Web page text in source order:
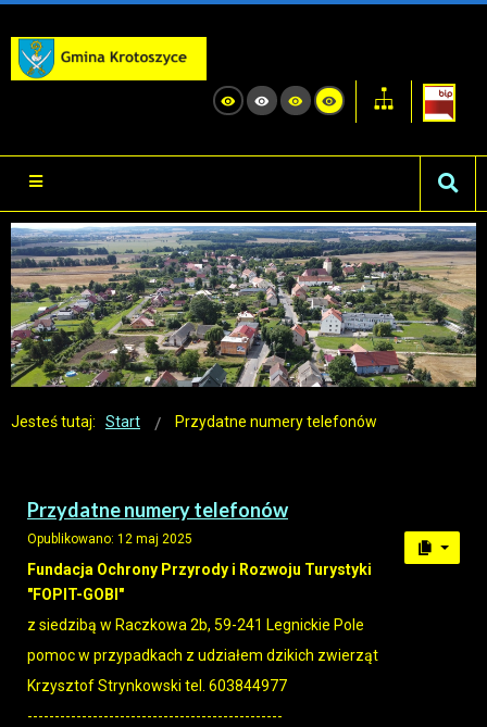
Jesteś tutaj: Start Przydatne numery telefonów
Przydatne numery telefonów
Opublikowano: 12 maj 2025
Fundacja Ochrony Przyrody i Rozwoju Turystyki
"FOPIT-GOBI"
z siedzibą w Raczkowa 2b, 59-241 Legnickie Pole
pomoc w przypadkach z udziałem dzikich zwierząt
Krzysztof Strynkowski tel. 603844977
-----------------------------------------------